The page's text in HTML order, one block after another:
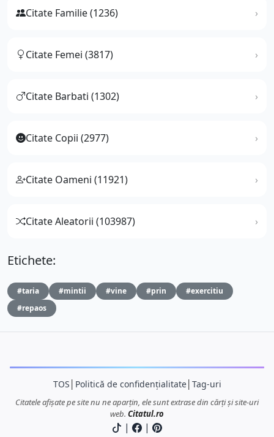
Citate Familie (1236)
Citate Femei (3817)
Citate Barbati (1302)
Citate Copii (2977)
Citate Oameni (11921)
Citate Aleatorii (103987)
Etichete:
#taria #mintii #vine #prin
#exercitiu
#repaos
TOS Politică de confidențialitate│ Tag-uri
Citatele afișate pe site nu ne aparțin, ele sunt extrase din cărți și site-uri
web. Citatul.ro
| |